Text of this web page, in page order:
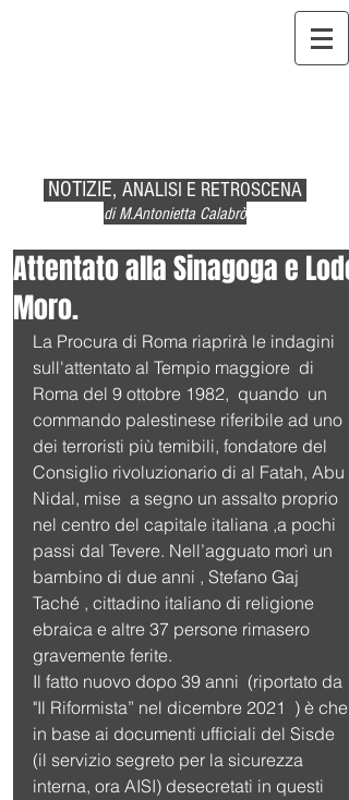
NOTIZIE, ANALISI E RETROSCENA
di M.Antonietta Calabrò
Attentato alla Sinagoga e Lodo
Moro.
La Procura di Roma riaprirà le indagini
sull'attentato al Tempio maggiore  di
Roma del 9 ottobre 1982,  quando  un
commando palestinese riferibile ad uno
dei terroristi più temibili, fondatore del
Consiglio rivoluzionario di al Fatah, Abu
Nidal, mise  a segno un assalto proprio
nel centro del capitale italiana ,a pochi
passi dal Tevere. Nell’agguato morì un
bambino di due anni , Stefano Gaj
Taché , cittadino italiano di religione
ebraica e altre 37 persone rimasero
gravemente ferite.
Il fatto nuovo dopo 39 anni  (riportato da
"Il Riformista” nel dicembre 2021  ) è che
in base ai documenti ufficiali del Sisde
(il servizio segreto per la sicurezza
interna, ora AISI) desecretati in questi